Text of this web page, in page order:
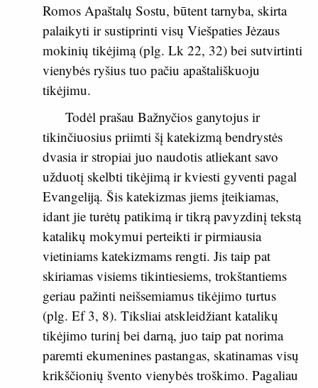
Romos Apaštalų Sostu, būtent tarnyba, skirta
palaikyti ir sustiprinti visų Viešpaties Jėzaus
mokinių tikėjimą (plg. Lk 22, 32) bei sutvirtinti
vienybės ryšius tuo pačiu apaštališkuoju
tikėjimu.
Todėl prašau Bažnyčios ganytojus ir
tikinčiuosius priimti šį katekizmą bendrystės
dvasia ir stropiai juo naudotis atliekant savo
užduotį skelbti tikėjimą ir kviesti gyventi pagal
Evangeliją. Šis katekizmas jiems įteikiamas,
idant jie turėtų patikimą ir tikrą pavyzdinį tekstą
katalikų mokymui perteikti ir pirmiausia
vietiniams katekizmams rengti. Jis taip pat
skiriamas visiems tikintiesiems, trokštantiems
geriau pažinti neišsemiamus tikėjimo turtus
(plg. Ef 3, 8). Tiksliai atskleidžiant katalikų
tikėjimo turinį bei darną, juo taip pat norima
paremti ekumenines pastangas, skatinamas visų
krikščionių švento vienybės troškimo. Pagaliau